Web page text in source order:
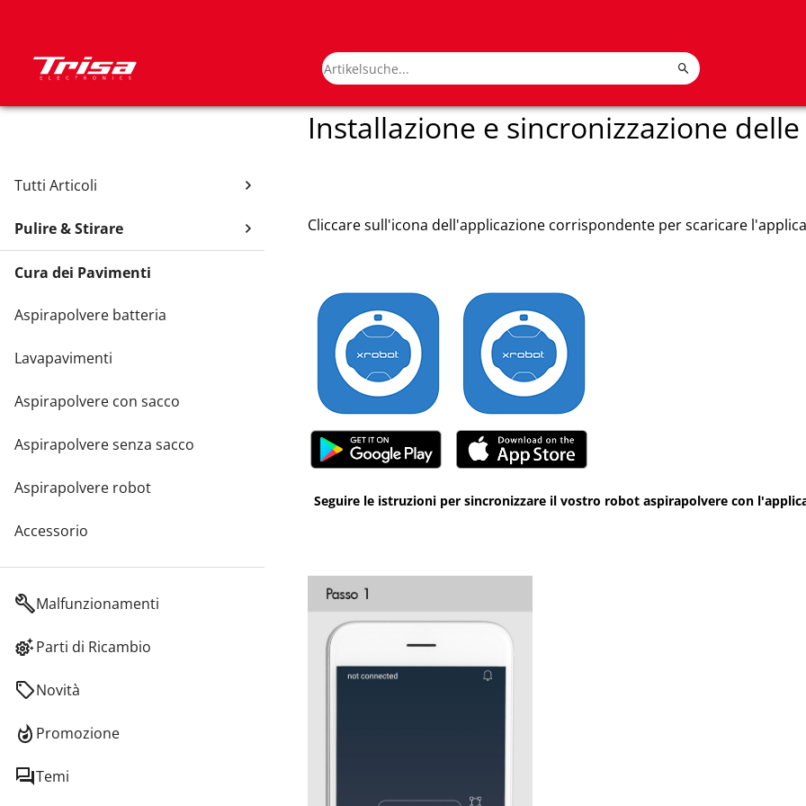
Tutti Articoli
Pulire & Stirare
Cura dei Pavimenti
Aspirapolvere batteria
Lavapavimenti
Aspirapolvere con sacco
Aspirapolvere senza sacco
Aspirapolvere robot
Accessorio
Malfunzionamenti
Parti di Ricambio
Novità
Promozione
Temi
Installazione e sincronizzazione
Cliccare sull'icona dell'applicazione corrispondente per scaricare
Seguire le istruzioni per sincronizzare il vostro robot aspirapolvere con